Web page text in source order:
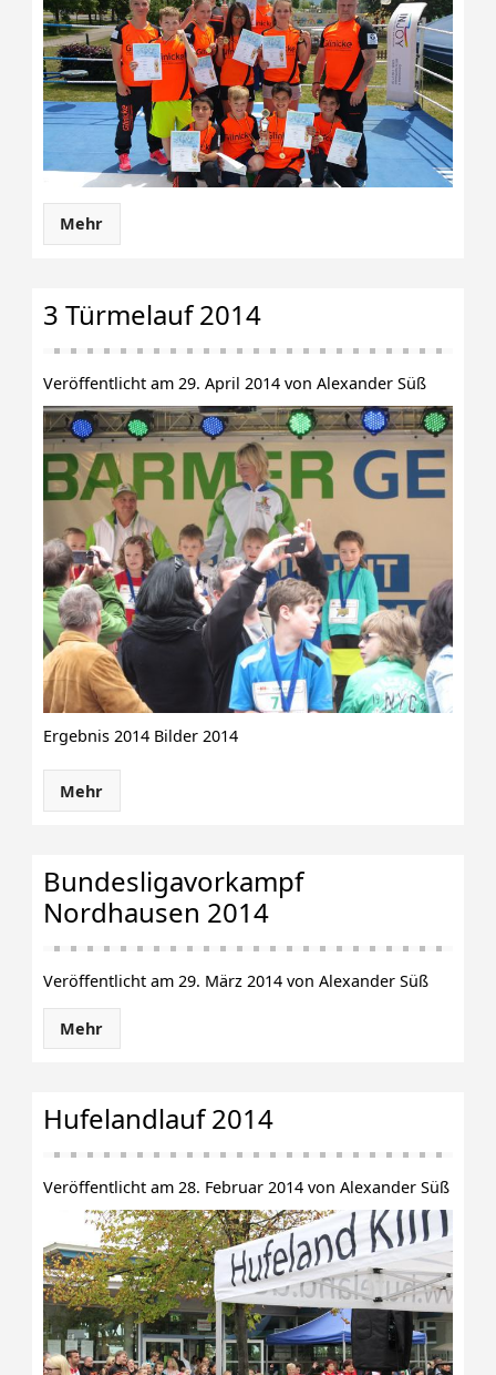
Mehr
3 Türmelauf 2014
Veröffentlicht am 29. April 2014 von Alexander Süß
Ergebnis 2014 Bilder 2014
Mehr
Bundesligavorkampf
Nordhausen 2014
Veröffentlicht am 29. März 2014 von Alexander Süß
Mehr
Hufelandlauf 2014
Veröffentlicht am 28. Februar 2014 von Alexander Süß